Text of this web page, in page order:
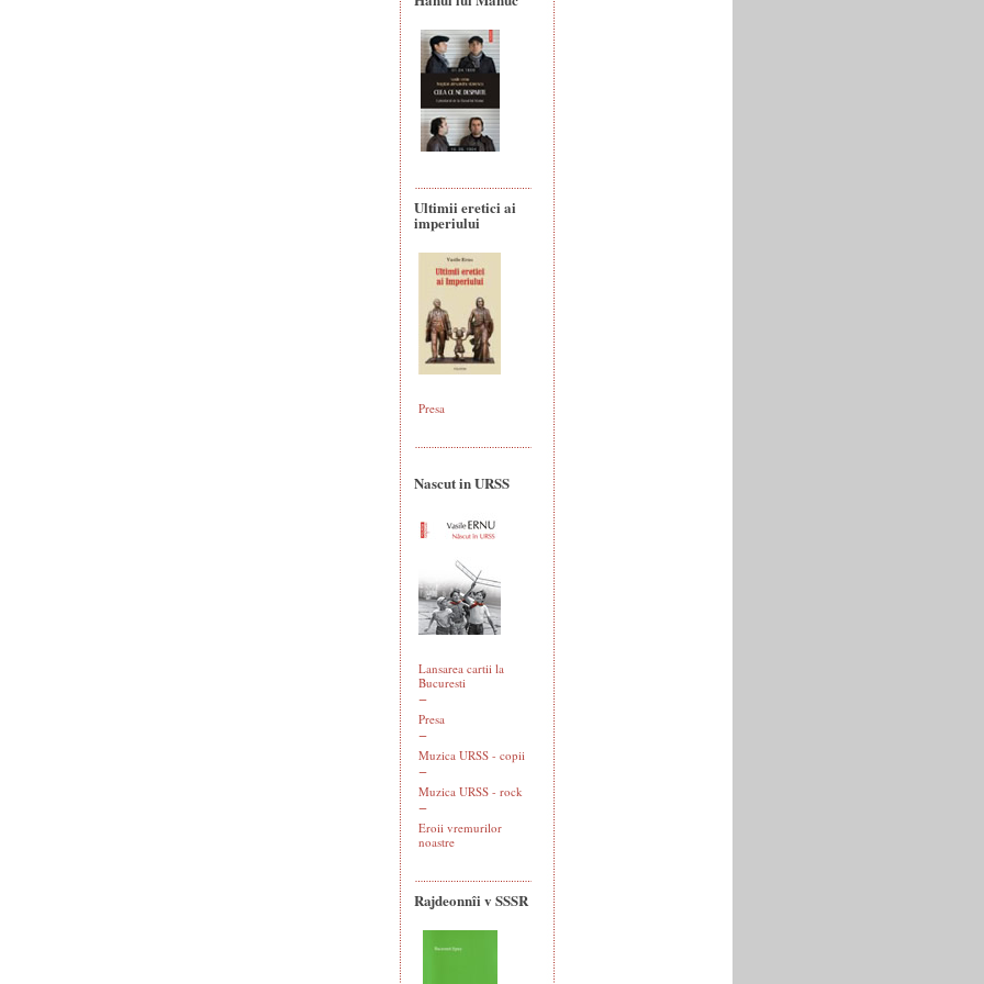
Ultimii eretici ai
imperiului
Presa
Nascut in URSS
Lansarea cartii la
Bucuresti
Presa
Muzica URSS - copii
Muzica URSS - rock
Eroii vremurilor
noastre
Rajdeonnîi v SSSR